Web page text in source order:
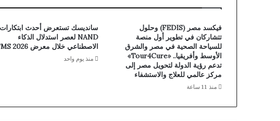
فيكسد مصر (FEDIS) وحلول
تتشاركان في تطوير أول منصة
للسياحة الصحية في مصر والشرق
الأوسط وأفريقيا.. «Tour4Cure»
تدعم رؤية الدولة لتحويل مصر إلى
مركز عالمي للعلاج والاستشفاء
منذ 11 ساعة
سانديسك تستعرض أحدث ابتكارات
NAND لعصر استدلال الذكاء
الاصطناعي خلال معرض FMS 2026
منذ يوم واحد